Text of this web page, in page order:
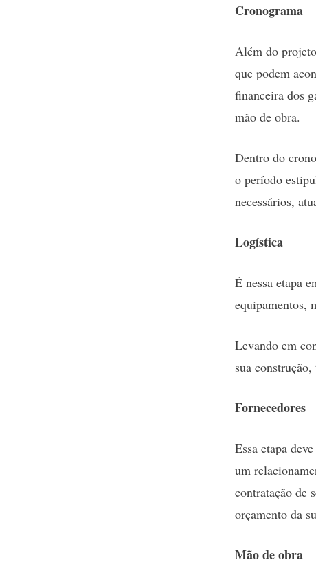
Cronograma
Além do
que podem
financeira dos
mão de obra.
Dentro do
o período
necessários,
Logística
É nessa etapa
equipamentos,
Levando em
sua
Fornecedores
Essa etapa
um
contratação de
orçamento da
Mão de obra